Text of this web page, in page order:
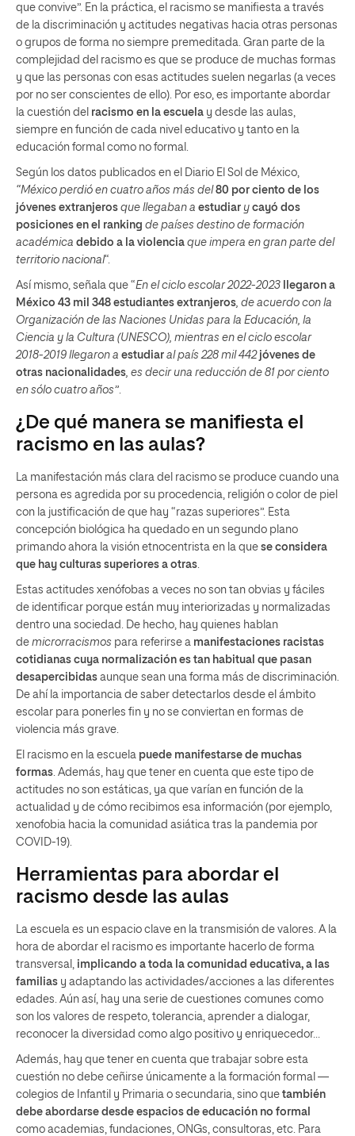
que convive”. En la práctica, el racismo se manifiesta a través
de la discriminación y actitudes negativas hacia otras personas
o grupos de forma no siempre premeditada. Gran parte de la
complejidad del racismo es que se produce de muchas formas
y que las personas con esas actitudes suelen negarlas (a veces
por no ser conscientes de ello). Por eso, es importante abordar
la cuestión del racismo en la escuela y desde las aulas,
siempre en función de cada nivel educativo y tanto en la
educación formal como no formal.
Según los datos publicados en el Diario El Sol de México,
“México perdió en cuatro años más del80 por ciento de los
jóvenes extranjeros que llegaban a estudiar y cayó dos
posiciones en el ranking de países destino de formación
académica debido a la violencia que impera en gran parte del
territorio nacional“.
Así mismo, señala que “En el ciclo escolar 2022-2023
llegaron a
México 43 mil 348 estudiantes extranjeros , de acuerdo con la
Organización de las Naciones Unidas para la Educación, la
Ciencia y la Cultura (UNESCO), mientras en el ciclo escolar
2018-2019 llegaron a estudiar al país 228 mil 442 jóvenes de
otras nacionalidades , es decir una reducción de 81 por ciento
en sólo cuatro años”
¿De qué manera se manifiesta el
racismo en las aulas?
La manifestación más clara del racismo se produce cuando una
persona es agredida por su procedencia, religión o color de piel
con la justificación de que hay “razas superiores”. Esta
concepción biológica ha quedado en un segundo plano
primando ahora la visión etnocentrista en la que se considera
que hay culturas superiores a otras
Estas actitudes xenófobas a veces no son tan obvias y fáciles
de identificar porque están muy interiorizadas y normalizadas
dentro una sociedad. De hecho, hay quienes hablan
de microrracismos para referirse a manifestaciones racistas
cotidianas cuya normalización es tan habitual que pasan
desapercibidas aunque sean una forma más de discriminación.
De ahí la importancia de saber detectarlos desde el ámbito
escolar para ponerles fin y no se conviertan en formas de
violencia más grave.
El racismo en la escuela puede manifestarse de muchas
formas . Además, hay que tener en cuenta que este tipo de
actitudes no son estáticas, ya que varían en función de la
actualidad y de cómo recibimos esa información (por ejemplo,
xenofobia hacia la comunidad asiática tras la pandemia por
COVID-19).
Herramientas para abordar el
racismo desde las aulas
La escuela es un espacio clave en la transmisión de valores. A la
hora de abordar el racismo es importante hacerlo de forma
transversal, implicando a toda la comunidad educativa, a las
familias y adaptando las actividades/acciones a las diferentes
edades. Aún así, hay una serie de cuestiones comunes como
son los valores de respeto, tolerancia, aprender a dialogar,
reconocer la diversidad como algo positivo y enriquecedor…
Además, hay que tener en cuenta que trabajar sobre esta
cuestión no debe ceñirse únicamente a la formación formal —
colegios de Infantil y Primaria o secundaria, sino que también
debe abordarse desde espacios de educación no formal
como academias, fundaciones, ONGs, consultoras, etc. Para